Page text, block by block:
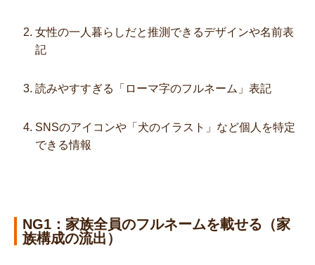
女性の一人暮らしだと推測できるデザインや名前表
記
読みやすすぎる「ローマ字のフルネーム」表記
SNSのアイコンや「犬のイラスト」など個人を特定
できる情報
NG1：家族全員のフルネームを載せる（家
族構成の流出）